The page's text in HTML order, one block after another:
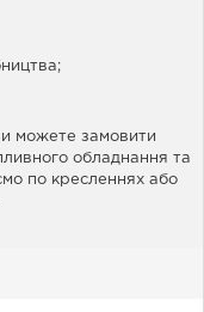
можете замовити
обладнання та
по кресленнях або